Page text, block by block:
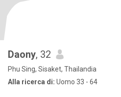
Daony, 32
Phu Sing, Sisaket, Thailandia
Alla ricerca di: Uomo 33 - 64